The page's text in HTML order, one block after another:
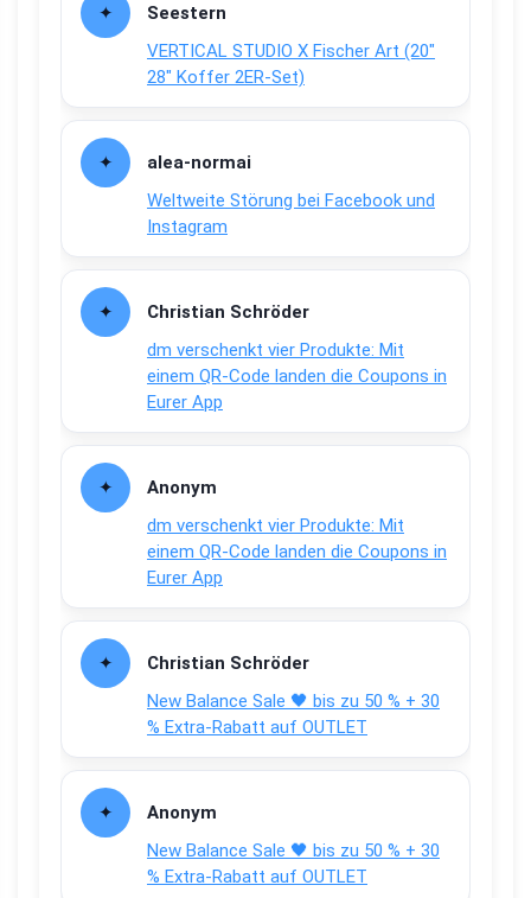
Seestern
VERTICAL STUDIO X Fischer Art (20″
28″ Koffer 2ER-Set)
alea-normai
Weltweite Störung bei Facebook und
Instagram
Christian Schröder
dm verschenkt vier Produkte: Mit
einem QR-Code landen die Coupons in
Eurer App
Anonym
dm verschenkt vier Produkte: Mit
einem QR-Code landen die Coupons in
Eurer App
Christian Schröder
New Balance Sale 🖤 bis zu 50 % + 30
% Extra-Rabatt auf OUTLET
Anonym
New Balance Sale 🖤 bis zu 50 % + 30
% Extra-Rabatt auf OUTLET